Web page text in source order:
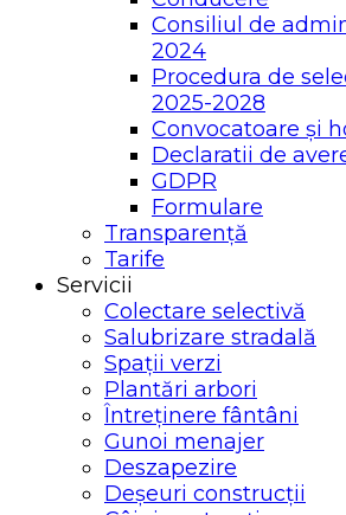
Consiliul de
2024
Procedura de
2025-2028
Convocatoare și
Declaratii de
GDPR
Formulare
Transparență
Tarife
Servicii
Colectare selectivă
Salubrizare stradală
Spații verzi
Plantări arbori
Întreținere fântâni
Gunoi menajer
Deszapezire
Deșeuri construcții